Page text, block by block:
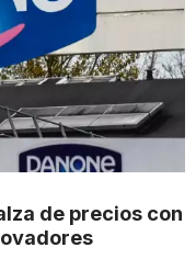
de precios con